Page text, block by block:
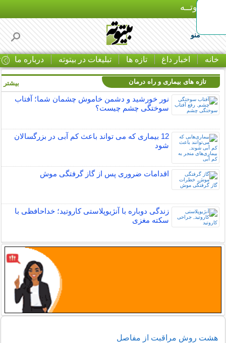
بـیتوتــه
منو
خانه اخبار داغ تازه ها تبلیغات در بیتوته درباره ما
تازه های بیماری و راه درمان
نور خورشید و دشمن خاموش چشمان شما؛ آفتاب
سوختگی چشم چیست؟
12 بیماری که می تواند باعث کم آبی در بزرگسالان
شود
اقدامات ضروری پس از گاز گرفتگی موش
زندگی دوباره با آنژیوپلاستی کاروتید؛ خداحافظی با
سکته مغزی
بیشتر
هشت روش مراقبت از مفاصل